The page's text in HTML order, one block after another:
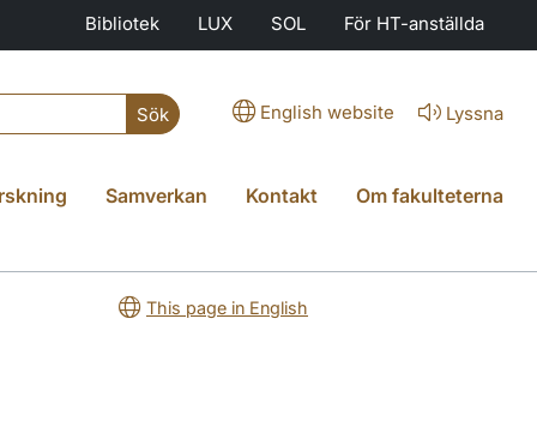
Bibliotek LUX SOL För HT-anställda
Sök English website Lyssna
Samverkan Kontakt Om fakulteterna
This page in English